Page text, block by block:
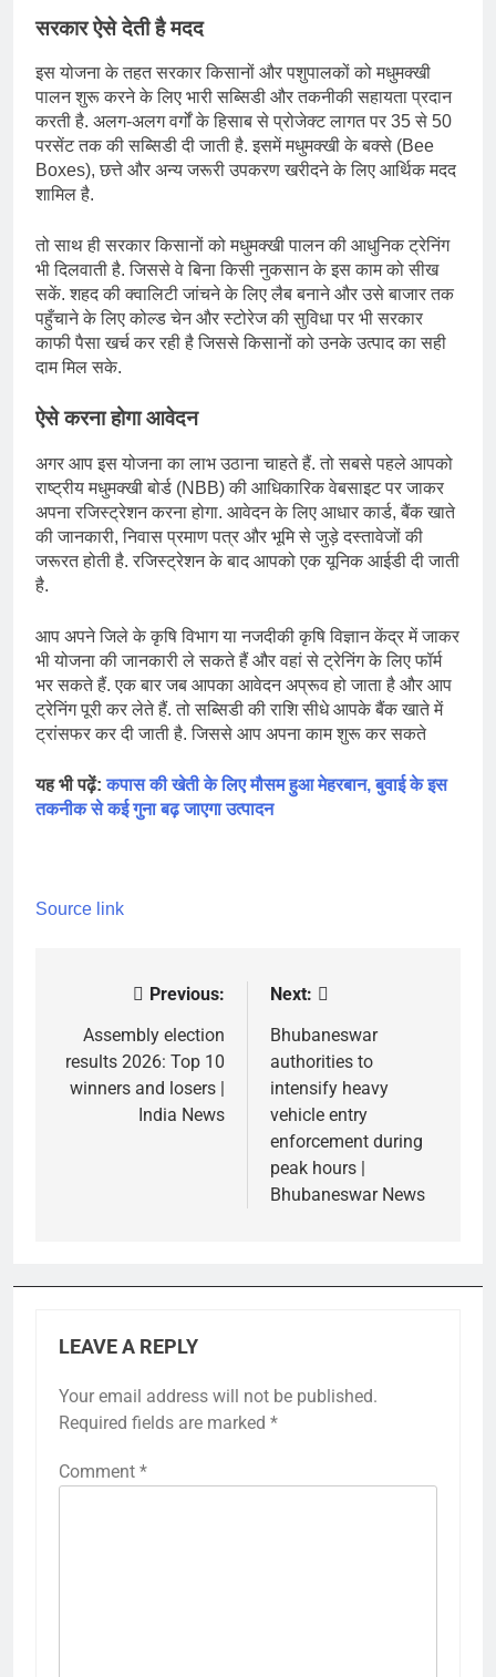
सरकार ऐसे देती है मदद
इस योजना के तहत सरकार किसानों और पशुपालकों को मधुमक्खी
पालन शुरू करने के लिए भारी सब्सिडी और तकनीकी सहायता प्रदान
करती है. अलग-अलग वर्गों के हिसाब से प्रोजेक्ट लागत पर 35 से 50
परसेंट तक की सब्सिडी दी जाती है. इसमें मधुमक्खी के बक्से (Bee
Boxes), छत्ते और अन्य जरूरी उपकरण खरीदने के लिए आर्थिक मदद
शामिल है.
तो साथ ही सरकार किसानों को मधुमक्खी पालन की आधुनिक ट्रेनिंग
भी दिलवाती है. जिससे वे बिना किसी नुकसान के इस काम को सीख
सकें. शहद की क्वालिटी जांचने के लिए लैब बनाने और उसे बाजार तक
पहुँचाने के लिए कोल्ड चेन और स्टोरेज की सुविधा पर भी सरकार
काफी पैसा खर्च कर रही है जिससे किसानों को उनके उत्पाद का सही
दाम मिल सके.
ऐसे करना होगा आवेदन
अगर आप इस योजना का लाभ उठाना चाहते हैं. तो सबसे पहले आपको
राष्ट्रीय मधुमक्खी बोर्ड (NBB) की आधिकारिक वेबसाइट पर जाकर
अपना रजिस्ट्रेशन करना होगा. आवेदन के लिए आधार कार्ड, बैंक खाते
की जानकारी, निवास प्रमाण पत्र और भूमि से जुड़े दस्तावेजों की
जरूरत होती है. रजिस्ट्रेशन के बाद आपको एक यूनिक आईडी दी जाती
है.
आप अपने जिले के कृषि विभाग या नजदीकी कृषि विज्ञान केंद्र में जाकर
भी योजना की जानकारी ले सकते हैं और वहां से ट्रेनिंग के लिए फॉर्म
भर सकते हैं. एक बार जब आपका आवेदन अप्रूव हो जाता है और आप
ट्रेनिंग पूरी कर लेते हैं. तो सब्सिडी की राशि सीधे आपके बैंक खाते में
ट्रांसफर कर दी जाती है. जिससे आप अपना काम शुरू कर सकते
यह भी पढ़ें:कपास की खेती के लिए मौसम हुआ मेहरबान, बुवाई के इस
तकनीक से कई गुना बढ़ जाएगा उत्पादन
Source link
navigation
Previous:
Assembly election
results 2026: Top 10
winners and losers |
India News
Next:
Bhubaneswar
authorities to
intensify heavy
vehicle entry
enforcement during
peak hours |
Bhubaneswar News
LEAVE A REPLY
Your email address will not be published.
Required fields are marked *
Comment *